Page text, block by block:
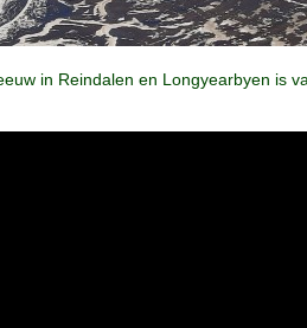
in Reindalen en Longyearbyen is